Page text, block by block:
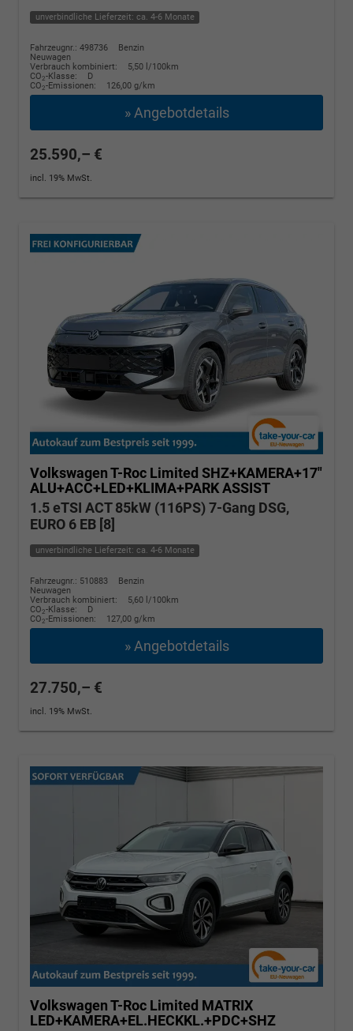
unverbindliche Lieferzeit: ca. 4-6 Monate
Fahrzeugnr.: 498736
Benzin
Neuwagen
Verbrauch kombiniert:
5,50 l/100km
CO2-Klasse:
D
CO2-Emissionen: 126,00 g/km
» Angebotdetails
25.590,– €
incl. 19% MwSt.
Volkswagen T-Roc Limited SHZ+KAMERA+17"
ALU+ACC+LED+KLIMA+PARK ASSIST
1.5 eTSI ACT 85kW (116PS) 7-Gang DSG,
EURO 6 EB [8]
unverbindliche Lieferzeit: ca. 4-6 Monate
Fahrzeugnr.: 510883
Benzin
Neuwagen
Verbrauch kombiniert:
5,60 l/100km
CO2-Klasse:
D
CO2-Emissionen: 127,00 g/km
» Angebotdetails
27.750,– €
incl. 19% MwSt.
Volkswagen T-Roc Limited MATRIX
LED+KAMERA+EL.HECKKL.+PDC+SHZ